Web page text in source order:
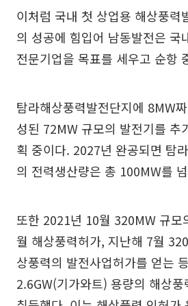
이처럼 국내 첫 상업용 해상풍력
의 성공에 힘입어 남동발전은 국
전문기업을 목표를 세우고 순항
탐라해상풍력발전단지에 8MW
성된 72MW 규모의 발전기를 추
획 중이다. 2027년 완공되면 탐
의 전력생산량은 총 100MW를
또한 2021년 10월 320MW 규모
월 해상풍력허가, 지난해 7월
상풍력의 발전사업허가를 얻는
2.6GW(기가와트) 용량의 해상